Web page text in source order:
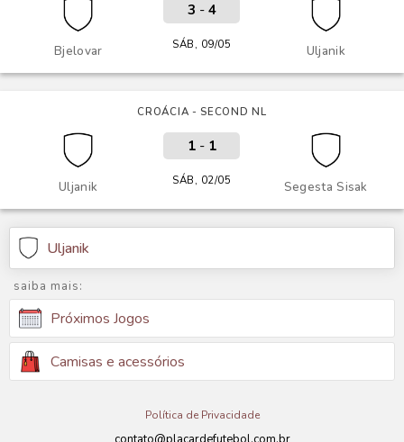
Bjelovar Uljanik
3 - 4
SÁB, 09/05
CROÁCIA - SECOND NL
Uljanik Segesta Sisak
1- 1
SÁB, 02/05
Uljanik
saiba mais:
Próximos Jogos
Camisas e acessórios
Política de Privacidade